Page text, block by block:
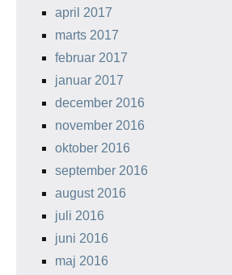
april 2017
marts 2017
februar 2017
januar 2017
december 2016
november 2016
oktober 2016
september 2016
august 2016
juli 2016
juni 2016
maj 2016